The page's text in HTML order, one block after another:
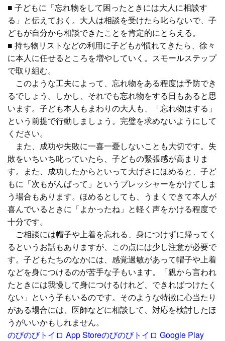
■ 子どもに「忘れ物をして困ったときには大人に相談す
る」と伝えておく。大人は相談を受けたら叱らないで、子
どもが自分から相談できたことを肯定的にとらえる。
■ 持ち物リストなどの利用に子どもが慣れてきたら、徐々
に本人に任せるところを増やしていく。スモールステップ
で取り組む。
このような工夫によって、忘れ物をある程度は予防でき
るでしょう。しかし、それでも忘れ物をする日もあると思
います。 子ども本人もまわりの大人も、「忘れ物はする」
という前提で行動しましょう。 完璧を求めないようにして
ください。
また、 成功や失敗に一喜一憂しないことも大切です。失
敗をいちいち叱っていたら、子どもの緊張感が高まりま
す。また、成功したからといって大げさにほめると、子ど
もに「次もがんばって」というプレッシャーをかけてしま
う場合もあります。ほめるとしても、
うまくできて本人が
喜んでいるときに「よかったね」と軽く声をかける程度で
十分です。
ご相談には帽子や上着を忘れる、身につけずに帰ってく
るというお話もありますが、この点には少し注意が必要で
す。子どもたちのなかには、感覚過敏があって帽子や上着
などを身につけるのが苦手な子もいます。「親から言われ
たときには我慢して身につけるけれど、できればつけたく
ない」という子もいるのです。そのような特徴に心当たり
がある場合には、医師などに相談して、対応を検討したほ
うがいいかもしれません。
のびのびトイロ App Storeのびのびトイロ Google Play